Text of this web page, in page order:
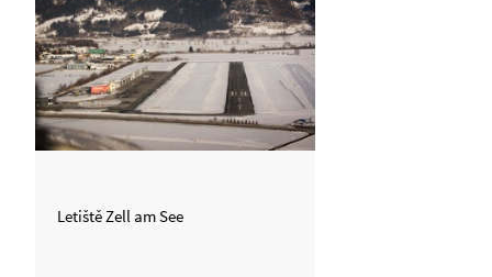
Letiště Zell am See